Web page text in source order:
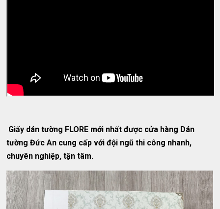
Giấy dán tường FLORE mới nhất được cửa hàng Dán
tường Đức An cung cấp với đội ngũ thi công nhanh,
chuyên nghiệp, tận tâm.